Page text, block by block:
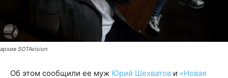
архив SOTAvision
Об этом сообщили ее муж Юрий Шехватов и «Новая